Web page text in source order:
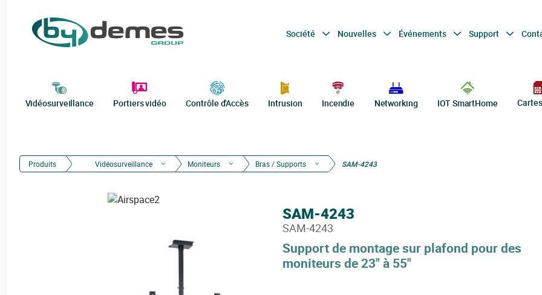
Société Nouvelles Événements Support
Vidéosurveillance Portiers vidéo Contrôle d'Accès Intrusion Incendie Networking IOT SmartHome
Produits Vidéosurveillance Moniteurs Bras / Supports SAM-4243
Support de montage sur plafond pour des
moniteurs de 23" à 55"
SAM-4243
SAM-4243